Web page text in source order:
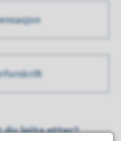
du leita etter?